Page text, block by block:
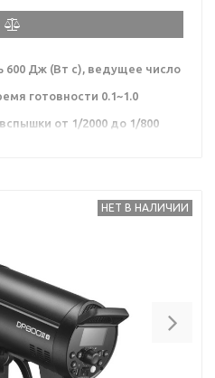
Дж (Вт с), ведущее число
готовности 0.1~1.0
от 1/2000 до 1/800
Godox X (2.4ГГц)
в режимах S1/S2
ЖК-дисплей 65х32
НЕТ В НАЛИЧИИ